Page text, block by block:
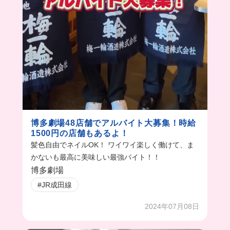
博多劇場48店舗でアルバイト大募集！時給
1500円の店舗もあるよ！
髪色自由でネイルOK！ ワイワイ楽しく働けて、ま
かないも最高に美味しい最強バイト！！
博多劇場
#JR成田線
2024年07月08日